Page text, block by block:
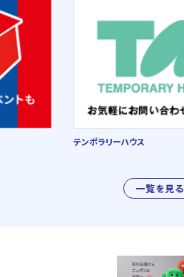
一覧を見る
テンポラリーハウス